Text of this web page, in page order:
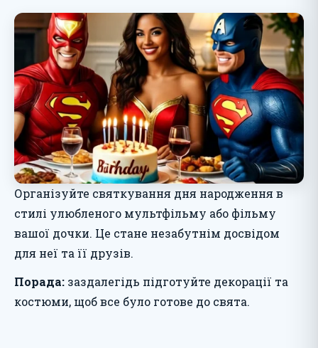
Організуйте святкування дня народження в
стилі улюбленого мультфільму або фільму
вашої дочки. Це стане незабутнім досвідом
для неї та її друзів.
Порада: заздалегідь підготуйте декорації та
костюми, щоб все було готове до свята.